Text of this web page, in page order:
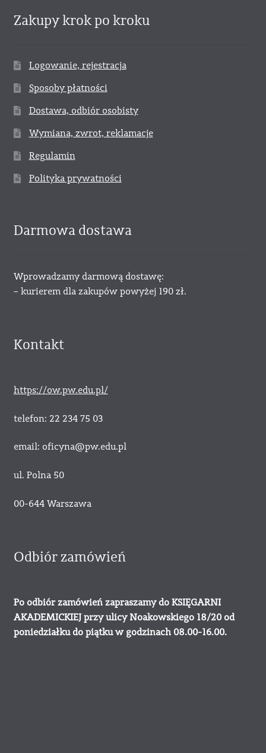
Zakupy krok po kroku
Logowanie, rejestracja
Sposoby płatności
Dostawa, odbiór osobisty
Wymiana, zwrot, reklamacje
Regulamin
Polityka prywatności
Darmowa dostawa
Wprowadzamy darmową dostawę:
– kurierem dla zakupów powyżej 190 zł.
Kontakt
https://ow.pw.edu.pl/
telefon: 22 234 75 03
email: oficyna@pw.edu.pl
ul. Polna 50
00-644 Warszawa
Odbiór zamówień
Po odbiór zamówień zapraszamy do KSIĘGARNI
AKADEMICKIEJ przy ulicy Noakowskiego 18/20 od
poniedziałku do piątku w godzinach 08.00-16.00.